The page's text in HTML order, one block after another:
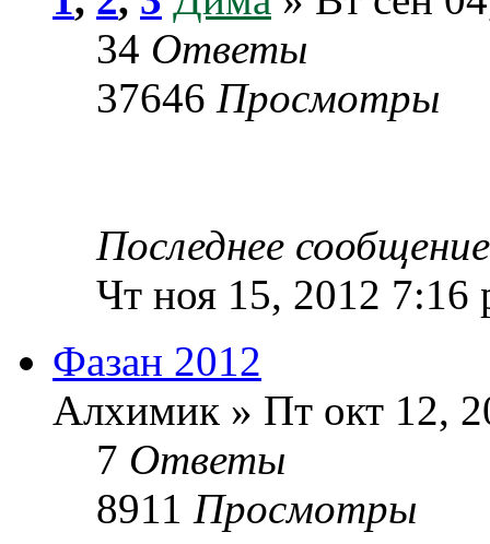
34 Ответы
37646 Просмотры
Последнее
Чт ноя 15, 2012 7:16
Фазан 2012
Алхимик » Пт окт 12,
7 Ответы
8911 Просмотры